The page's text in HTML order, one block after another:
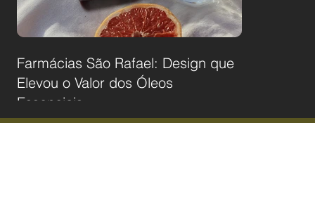
Farmácias São Rafael: Design que
Elevou o Valor dos Óleos
Essenciais